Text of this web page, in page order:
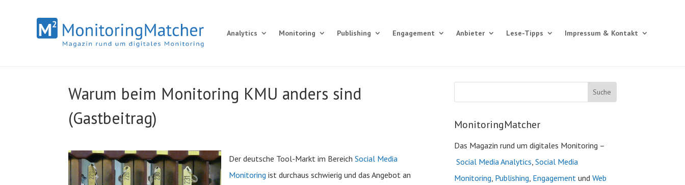
Analytics Monitoring Publishing Engagement Anbieter Lese-Tipps Impressum & Kontakt
Warum beim Monitoring KMU anders sind
(Gastbeitrag)
Der deutsche Tool-Markt im BereichSocial Media
Monitoring ist durchaus schwierig und das Angebot an
MonitoringMatcher
Das Magazin rund um digitales Monitoring –
Social Media Analytics, Social Media
Monitoring, Publishing, Engagementund Web